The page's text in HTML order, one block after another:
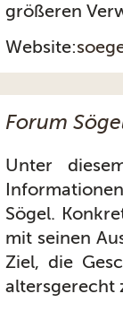
größeren
Website:
Forum
Unter
Sögel.
mit seinen
Ziel, die
altersgerecht